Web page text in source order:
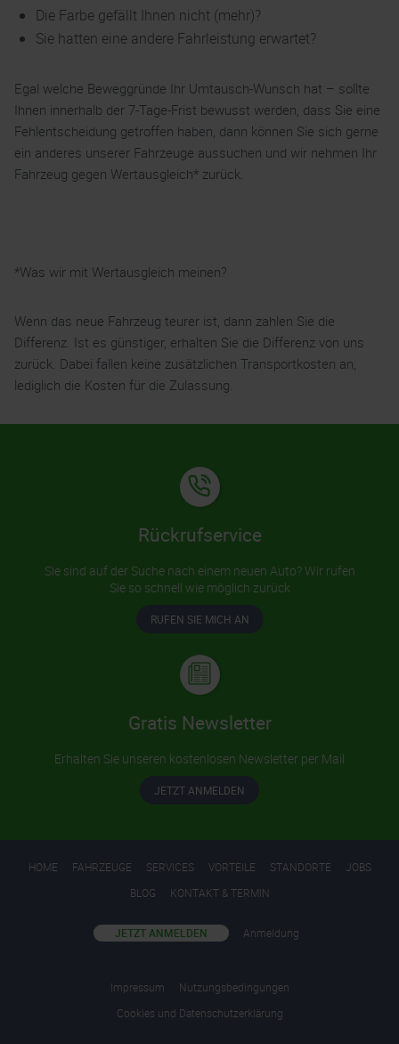
Die Farbe gefällt Ihnen nicht (mehr)?
Sie hatten eine andere Fahrleistung erwartet?
Egal welche Beweggründe Ihr Umtausch-Wunsch hat – sollte
Ihnen innerhalb der 7-Tage-Frist bewusst werden, dass Sie eine
Fehlentscheidung getroffen haben, dann können Sie sich gerne
ein anderes unserer Fahrzeuge aussuchen und wir nehmen Ihr
Fahrzeug gegen Wertausgleich* zurück.
*Was wir mit Wertausgleich meinen?
Wenn das neue Fahrzeug teurer ist, dann zahlen Sie die
Differenz. Ist es günstiger, erhalten Sie die Differenz von uns
zurück. Dabei fallen keine zusätzlichen Transportkosten an,
lediglich die Kosten für die Zulassung.
Rückrufservice
Sie sind auf der Suche nach einem neuen Auto? Wir rufen
Sie so schnell wie möglich zurück
RUFEN SIE MICH AN
Gratis Newsletter
Erhalten Sie unseren kostenlosen Newsletter per Mail
JETZT ANMELDEN
HOME FAHRZEUGE SERVICES VORTEILE STANDORTE
JOBS
BLOG
KONTAKT & TERMIN
JETZT ANMELDEN Anmeldung
Impressum
Nutzungsbedingungen
Cookies und Datenschutzerklärung